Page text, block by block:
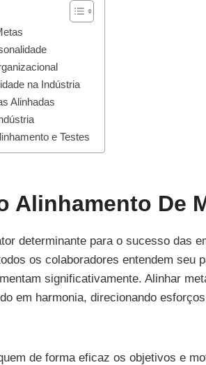
na Indústria
Alinhadas
e Testes
Alinhamento De
determinante para o sucesso das
os colaboradores entendem seu
significativamente. Alinhar
em harmonia, direcionando
de forma eficaz os objetivos e